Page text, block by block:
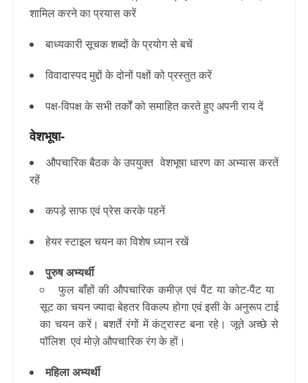
शामिल करने का प्रयास करें
बाध्यकारी सूचक शब्दों के प्रयोग से बचें
विवादास्पद मुद्दों के दोनों पक्षों को प्रस्तुत करें
पक्ष-विपक्ष के सभी तर्कों को समाहित करते हुए अपनी राय दें
वेशभूषा-
औपचारिक बैठक के उपयुक्त वेशभूषा धारण का अभ्यास करतें
रहें
कपड़े साफ एवं प्रेस करके पहनें
हेयर स्टाइल चयन का विशेष ध्यान रखें
पुरुष अभ्यर्थी
फुल बाँहों की औपचारिक कमीज़ एवं पैंट या कोट-पैंट या
सूट का चयन ज्यादा बेहतर विकल्प होगाएवं इसी के अनुरूप टाई
का चयन करें। बशर्ते रंगों में कंट्रास्ट बना रहे। जूते अच्छे से
पॉलिश एवं मोज़े औपचारिक रंग के हों।
महिला अभ्यर्थी